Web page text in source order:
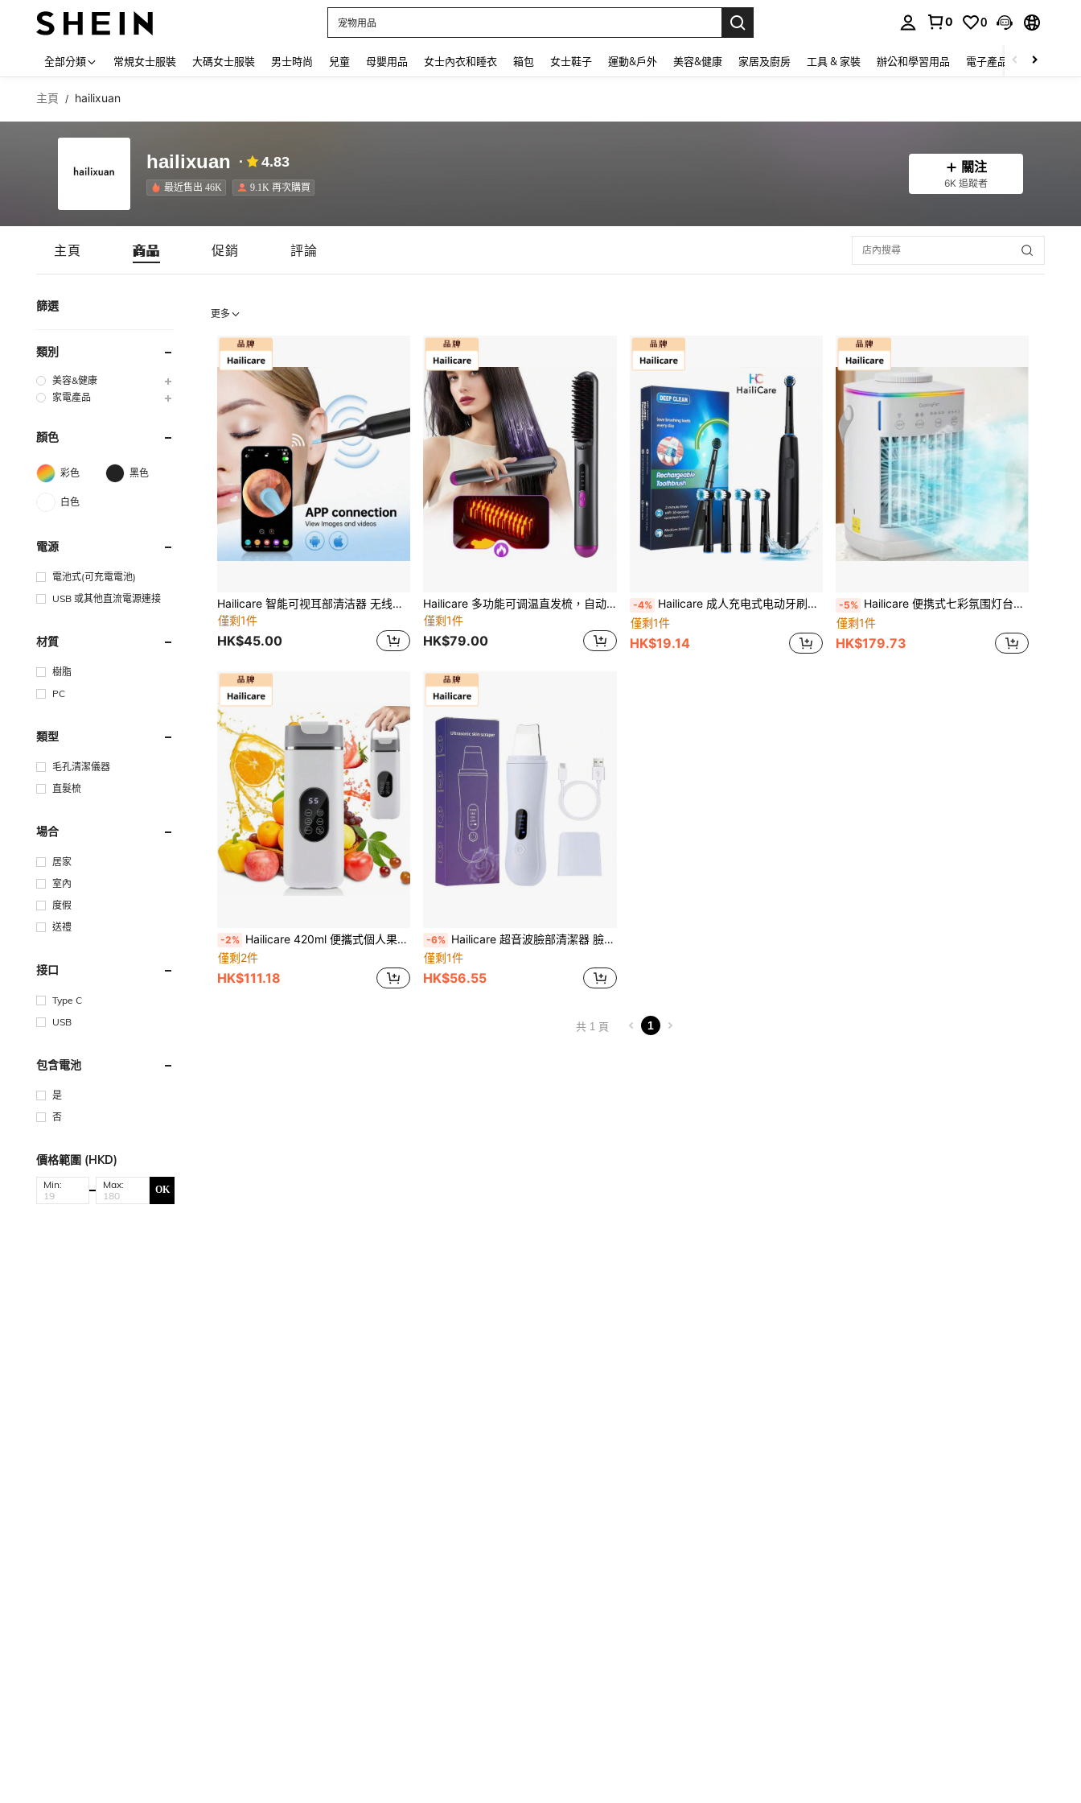
宠物用品
0 0
全部分類 常規女士服裝 大碼女士服裝 男士時尚 兒童 母嬰用品 女士內衣和睡衣 箱包 女士鞋子 運動&戶外 美容&健康 家居及廚房 工具 & 家裝 辦公和學習用品 電子產品 玩具
主頁 / hailixuan
hailixuan 4.83
最近售出 46K 9.1K 再次購買
關注
6K 追蹤者
主頁 商品 促銷 評論
篩選
類別
美容&健康
家電產品
顏色
彩色 黑色
白色
電源
電池式(可充電電池)
USB 或其他直流電源連接
材質
樹脂
PC
類型
毛孔清潔儀器
直髮梳
場合
居家
室內
度假
送禮
接口
Type C
USB
包含電池
是
否
價格範圍 (HKD)
Min: Max: OK
更多
Hailicare 智能可视耳部清洁器 无线耳垢清洁器 耳垢清除工具 30W 高清智能耳勺 6个LED无影灯 3.0mm直径 耳部清洁 Type-C 13（电池容量：130mah）
僅剩1件
HK$45.00
Hailicare 多功能可调温直发梳，自动断电便携式造型梳，送给女友和朋友的完美旅行造型礼物
僅剩1件
HK$79.00
-4% Hailicare 成人充电式电动牙刷，5种模式，旋转式设计，配有4个柔软替换刷头
僅剩1件
HK$19.14
-5% Hailicare 便携式七彩氛围灯台扇，四档风速调节，四档定时设置，双超声波加湿器和三重湿帘制冷，方便携带和移动，低噪音，夏季必备单品
僅剩1件
HK$179.73
-2% Hailicare 420ml 便攜式個人果汁機 無線果汁杯 USB 充電式電動攪拌杯，適合製作果昔和奶昔，配備數位 LED 顯示螢幕與 12 葉迷你攪拌杯，USB 充電式電動搖搖杯，附額外手柄蓋，適用於居家、辦公室、健身房、運動與戶外活動
僅剩2件
HK$111.18
-6% Hailicare 超音波臉部清潔器 臉部刮痧美容儀 毛孔清潔器 4種模式去角質黑頭清除器 深層毛孔吸取器 臉部清潔工具 保養工具 臉部痤瘡清潔器
僅剩1件
HK$56.55
共 1 頁 1